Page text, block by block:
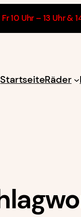
10 Uhr – 13 Uhr &
StartseiteRäder